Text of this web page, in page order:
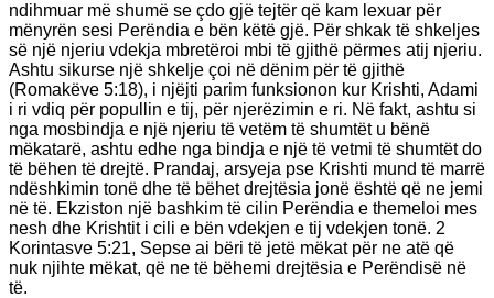
ndihmuar më shumë se çdo gjë tejtër që kam lexuar për
mënyrën sesi Perëndia e bën këtë gjë. Për shkak të shkeljes
së një njeriu vdekja mbretëroi mbi të gjithë përmes atij njeriu.
Ashtu sikurse një shkelje çoi në dënim për të gjithë
(Romakëve 5:18), i njëjti parim funksionon kur Krishti, Adami
i ri vdiq për popullin e tij, për njerëzimin e ri. Në fakt, ashtu si
nga mosbindja e një njeriu të vetëm të shumtët u bënë
mëkatarë, ashtu edhe nga bindja e një të vetmi të shumtët do
të bëhen të drejtë. Prandaj, arsyeja pse Krishti mund të marrë
ndëshkimin tonë dhe të bëhet drejtësia jonë është që ne jemi
në të. Ekziston një bashkim të cilin Perëndia e themeloi mes
nesh dhe Krishtit i cili e bën vdekjen e tij vdekjen tonë. 2
Korintasve 5:21, Sepse ai bëri të jetë mëkat për ne atë që
nuk njihte mëkat, që ne të bëhemi drejtësia e Perëndisë në
të.